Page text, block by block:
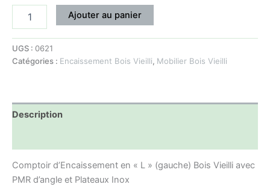
Ajouter au panier
UGS : 0621
Catégories : Encaissement Bois Vieilli, Mobilier Bois Vieilli
Description
Comptoir d’Encaissement en « L » (gauche) Bois Vieilli avec
PMR d’angle et Plateaux Inox